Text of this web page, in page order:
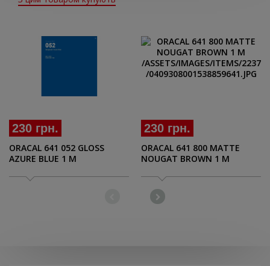
230 грн.
ORACAL 641 052 GLOSS
AZURE BLUE 1 M
230 грн.
ORACAL 641 800 MATTE
NOUGAT BROWN 1 M